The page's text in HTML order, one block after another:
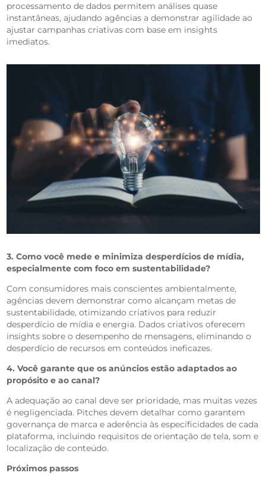
processamento de dados permitem análises quase
instantâneas, ajudando agências a demonstrar agilidade ao
ajustar campanhas criativas com base em insights
imediatos.
3. Como você mede e minimiza desperdícios de mídia,
especialmente com foco em sustentabilidade?
Com consumidores mais conscientes ambientalmente,
agências devem demonstrar como alcançam metas de
sustentabilidade, otimizando criativos para reduzir
desperdício de mídia e energia. Dados criativos oferecem
insights sobre o desempenho de mensagens, eliminando o
desperdício de recursos em conteúdos ineficazes.
4. Você garante que os anúncios estão adaptados ao
propósito e ao canal?
A adequação ao canal deve ser prioridade, mas muitas vezes
é negligenciada. Pitches devem detalhar como garantem
governança de marca e aderência às especificidades de cada
plataforma, incluindo requisitos de orientação de tela, som e
localização de conteúdo.
Próximos passos